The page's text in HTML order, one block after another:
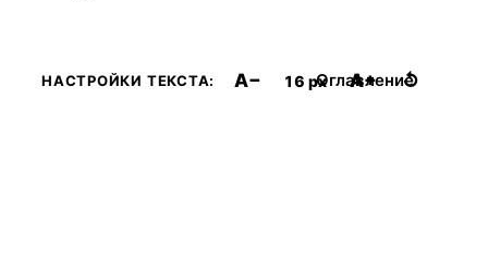
НАСТРОЙКИ ТЕКСТА: A− 16 px A+ ↺
Оглавление